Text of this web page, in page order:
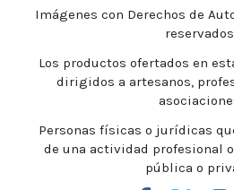
Imágenes con Derechos de
Los productos ofertados en
dirigidos a artesanos,
Personas físicas o jurídicas
de una actividad profesional
pública o